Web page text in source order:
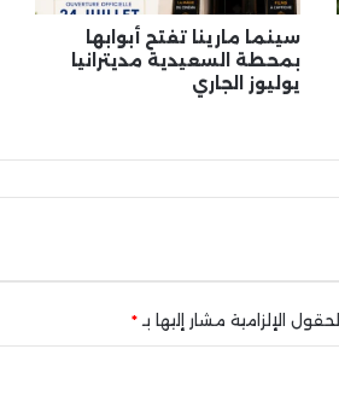
سينما مارينا تفتح أبوابها
بمحطة السعيدية مديترانيا
يوليوز الجاري
الحقول الإلزامية مشار إليها بـ *